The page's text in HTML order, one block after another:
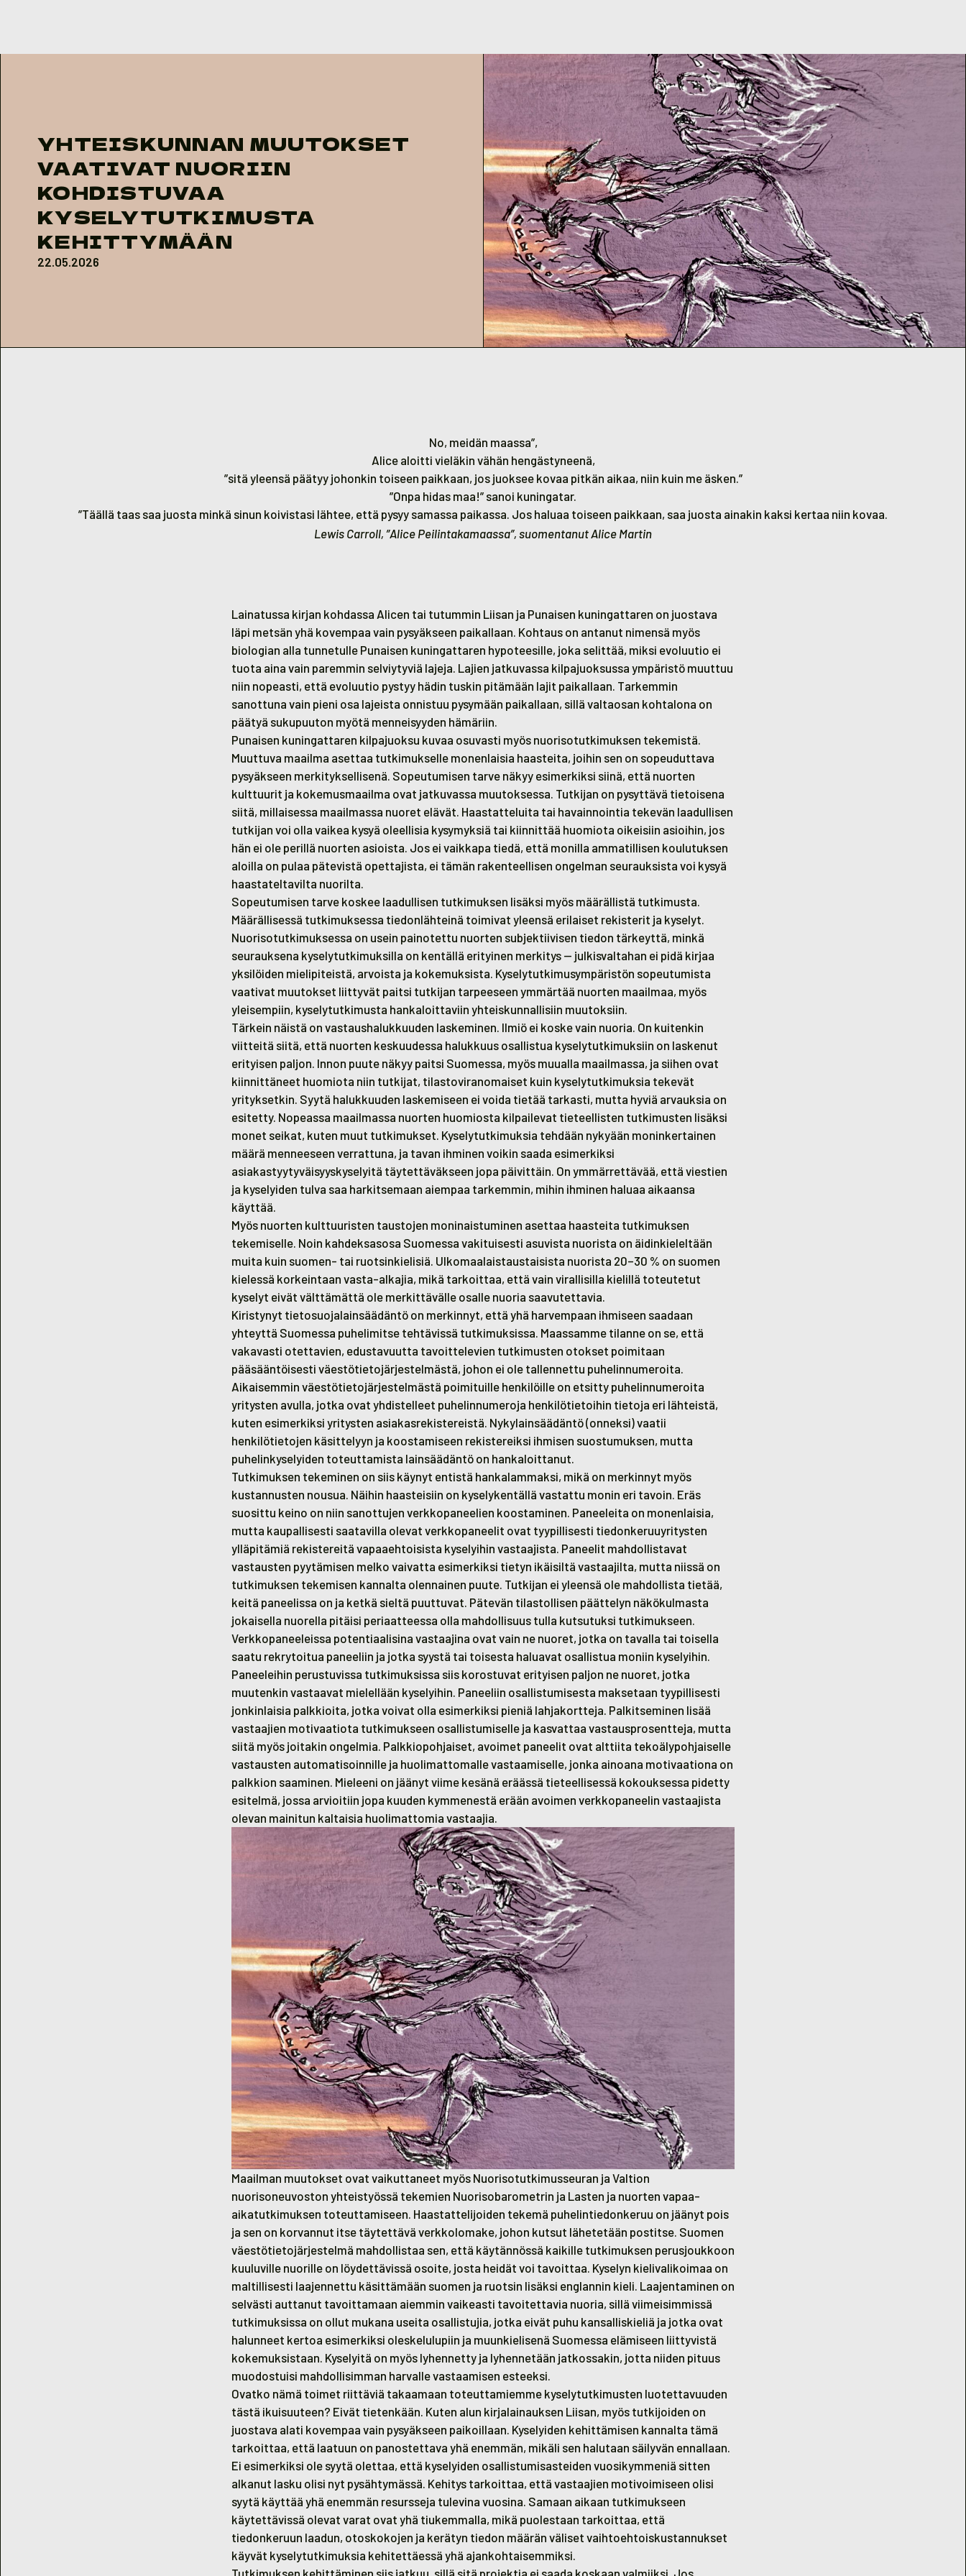
YHTEISKUNNAN MUUTOKSET
VAATIVAT NUORIIN
KOHDISTUVAA
KYSELYTUTKIMUSTA
KEHITTYMÄÄN
22.05.2026
No, meidän maassa”,
Alice aloitti vieläkin vähän hengästyneenä,
”sitä yleensä päätyy johonkin toiseen paikkaan, jos juoksee kovaa pitkän aikaa, niin kuin me äsken.”
”Onpa hidas maa!” sanoi kuningatar.
”Täällä taas saa juosta minkä sinun koivistasi lähtee, että pysyy samassa paikassa. Jos haluaa toiseen paikkaan, saa juosta ainakin kaksi kertaa niin kovaa.
Lewis Carroll, ”Alice Peilintakamaassa”, suomentanut Alice Martin
Lainatussa kirjan kohdassa Alicen tai tutummin Liisan ja Punaisen kuningattaren on juostava
läpi metsän yhä kovempaa vain pysyäkseen paikallaan. Kohtaus on antanut nimensä myös
biologian alla tunnetulle Punaisen kuningattaren hypoteesille, joka selittää, miksi evoluutio ei
tuota aina vain paremmin selviytyviä lajeja. Lajien jatkuvassa kilpajuoksussa ympäristö muuttuu
niin nopeasti, että evoluutio pystyy hädin tuskin pitämään lajit paikallaan. Tarkemmin
sanottuna vain pieni osa lajeista onnistuu pysymään paikallaan, sillä valtaosan kohtalona on
päätyä sukupuuton myötä menneisyyden hämäriin.
Punaisen kuningattaren kilpajuoksu kuvaa osuvasti myös nuorisotutkimuksen tekemistä.
Muuttuva maailma asettaa tutkimukselle monenlaisia haasteita, joihin sen on sopeuduttava
pysyäkseen merkityksellisenä. Sopeutumisen tarve näkyy esimerkiksi siinä, että nuorten
kulttuurit ja kokemusmaailma ovat jatkuvassa muutoksessa. Tutkijan on pysyttävä tietoisena
siitä, millaisessa maailmassa nuoret elävät. Haastatteluita tai havainnointia tekevän laadullisen
tutkijan voi olla vaikea kysyä oleellisia kysymyksiä tai kiinnittää huomiota oikeisiin asioihin, jos
hän ei ole perillä nuorten asioista. Jos ei vaikkapa tiedä, että monilla ammatillisen koulutuksen
aloilla on pulaa pätevistä opettajista, ei tämän rakenteellisen ongelman seurauksista voi kysyä
haastateltavilta nuorilta.
Sopeutumisen tarve koskee laadullisen tutkimuksen lisäksi myös määrällistä tutkimusta.
Määrällisessä tutkimuksessa tiedonlähteinä toimivat yleensä erilaiset rekisterit ja kyselyt.
Nuorisotutkimuksessa on usein painotettu nuorten subjektiivisen tiedon tärkeyttä, minkä
seurauksena kyselytutkimuksilla on kentällä erityinen merkitys — julkisvaltahan ei pidä kirjaa
yksilöiden mielipiteistä, arvoista ja kokemuksista. Kyselytutkimusympäristön sopeutumista
vaativat muutokset liittyvät paitsi tutkijan tarpeeseen ymmärtää nuorten maailmaa, myös
yleisempiin, kyselytutkimusta hankaloittaviin yhteiskunnallisiin muutoksiin.
Tärkein näistä on vastaushalukkuuden laskeminen. Ilmiö ei koske vain nuoria. On kuitenkin
viitteitä siitä, että nuorten keskuudessa halukkuus osallistua kyselytutkimuksiin on laskenut
erityisen paljon. Innon puute näkyy paitsi Suomessa, myös muualla maailmassa, ja siihen ovat
kiinnittäneet huomiota niin tutkijat, tilastoviranomaiset kuin kyselytutkimuksia tekevät
yrityksetkin. Syytä halukkuuden laskemiseen ei voida tietää tarkasti, mutta hyviä arvauksia on
esitetty. Nopeassa maailmassa nuorten huomiosta kilpailevat tieteellisten tutkimusten lisäksi
monet seikat, kuten muut tutkimukset. Kyselytutkimuksia tehdään nykyään moninkertainen
määrä menneeseen verrattuna, ja tavan ihminen voikin saada esimerkiksi
asiakastyytyväisyyskyselyitä täytettäväkseen jopa päivittäin. On ymmärrettävää, että viestien
ja kyselyiden tulva saa harkitsemaan aiempaa tarkemmin, mihin ihminen haluaa aikaansa
käyttää.
Myös nuorten kulttuuristen taustojen moninaistuminen asettaa haasteita tutkimuksen
tekemiselle. Noin kahdeksasosa Suomessa vakituisesti asuvista nuorista on äidinkieleltään
muita kuin suomen- tai ruotsinkielisiä. Ulkomaalaistaustaisista nuorista 20–30 % on suomen
kielessä korkeintaan vasta-alkajia, mikä tarkoittaa, että vain virallisilla kielillä toteutetut
kyselyt eivät välttämättä ole merkittävälle osalle nuoria saavutettavia.
Kiristynyt tietosuojalainsäädäntö on merkinnyt, että yhä harvempaan ihmiseen saadaan
yhteyttä Suomessa puhelimitse tehtävissä tutkimuksissa. Maassamme tilanne on se, että
vakavasti otettavien, edustavuutta tavoittelevien tutkimusten otokset poimitaan
pääsääntöisesti väestötietojärjestelmästä, johon ei ole tallennettu puhelinnumeroita.
Aikaisemmin väestötietojärjestelmästä poimituille henkilöille on etsitty puhelinnumeroita
yritysten avulla, jotka ovat yhdistelleet puhelinnumeroja henkilötietoihin tietoja eri lähteistä,
kuten esimerkiksi yritysten asiakasrekistereistä. Nykylainsäädäntö (onneksi) vaatii
henkilötietojen käsittelyyn ja koostamiseen rekistereiksi ihmisen suostumuksen, mutta
puhelinkyselyiden toteuttamista lainsäädäntö on hankaloittanut.
Tutkimuksen tekeminen on siis käynyt entistä hankalammaksi, mikä on merkinnyt myös
kustannusten nousua. Näihin haasteisiin on kyselykentällä vastattu monin eri tavoin. Eräs
suosittu keino on niin sanottujen verkkopaneelien koostaminen. Paneeleita on monenlaisia,
mutta kaupallisesti saatavilla olevat verkkopaneelit ovat tyypillisesti tiedonkeruuyritysten
ylläpitämiä rekistereitä vapaaehtoisista kyselyihin vastaajista. Paneelit mahdollistavat
vastausten pyytämisen melko vaivatta esimerkiksi tietyn ikäisiltä vastaajilta, mutta niissä on
tutkimuksen tekemisen kannalta olennainen puute. Tutkijan ei yleensä ole mahdollista tietää,
keitä paneelissa on ja ketkä sieltä puuttuvat. Pätevän tilastollisen päättelyn näkökulmasta
jokaisella nuorella pitäisi periaatteessa olla mahdollisuus tulla kutsutuksi tutkimukseen.
Verkkopaneeleissa potentiaalisina vastaajina ovat vain ne nuoret, jotka on tavalla tai toisella
saatu rekrytoitua paneeliin ja jotka syystä tai toisesta haluavat osallistua moniin kyselyihin.
Paneeleihin perustuvissa tutkimuksissa siis korostuvat erityisen paljon ne nuoret, jotka
muutenkin vastaavat mielellään kyselyihin. Paneeliin osallistumisesta maksetaan tyypillisesti
jonkinlaisia palkkioita, jotka voivat olla esimerkiksi pieniä lahjakortteja. Palkitseminen lisää
vastaajien motivaatiota tutkimukseen osallistumiselle ja kasvattaa vastausprosentteja, mutta
siitä myös joitakin ongelmia. Palkkiopohjaiset, avoimet paneelit ovat alttiita tekoälypohjaiselle
vastausten automatisoinnille ja huolimattomalle vastaamiselle, jonka ainoana motivaationa on
palkkion saaminen. Mieleeni on jäänyt viime kesänä eräässä tieteellisessä kokouksessa pidetty
esitelmä, jossa arvioitiin jopa kuuden kymmenestä erään avoimen verkkopaneelin vastaajista
olevan mainitun kaltaisia huolimattomia vastaajia.
Tekijä: Alisa Horsmanheimo
Maailman muutokset ovat vaikuttaneet myös Nuorisotutkimusseuran ja Valtion
nuorisoneuvoston yhteistyössä tekemien Nuorisobarometrin ja Lasten ja nuorten vapaa-
aikatutkimuksen toteuttamiseen. Haastattelijoiden tekemä puhelintiedonkeruu on jäänyt pois
ja sen on korvannut itse täytettävä verkkolomake, johon kutsut lähetetään postitse. Suomen
väestötietojärjestelmä mahdollistaa sen, että käytännössä kaikille tutkimuksen perusjoukkoon
kuuluville nuorille on löydettävissä osoite, josta heidät voi tavoittaa. Kyselyn kielivalikoimaa on
maltillisesti laajennettu käsittämään suomen ja ruotsin lisäksi englannin kieli. Laajentaminen on
selvästi auttanut tavoittamaan aiemmin vaikeasti tavoitettavia nuoria, sillä viimeisimmissä
tutkimuksissa on ollut mukana useita osallistujia, jotka eivät puhu kansalliskieliä ja jotka ovat
halunneet kertoa esimerkiksi oleskelulupiin ja muunkielisenä Suomessa elämiseen liittyvistä
kokemuksistaan. Kyselyitä on myös lyhennetty ja lyhennetään jatkossakin, jotta niiden pituus
muodostuisi mahdollisimman harvalle vastaamisen esteeksi.
Ovatko nämä toimet riittäviä takaamaan toteuttamiemme kyselytutkimusten luotettavuuden
tästä ikuisuuteen? Eivät tietenkään. Kuten alun kirjalainauksen Liisan, myös tutkijoiden on
juostava alati kovempaa vain pysyäkseen paikoillaan. Kyselyiden kehittämisen kannalta tämä
tarkoittaa, että laatuun on panostettava yhä enemmän, mikäli sen halutaan säilyvän ennallaan.
Ei esimerkiksi ole syytä olettaa, että kyselyiden osallistumisasteiden vuosikymmeniä sitten
alkanut lasku olisi nyt pysähtymässä. Kehitys tarkoittaa, että vastaajien motivoimiseen olisi
syytä käyttää yhä enemmän resursseja tulevina vuosina. Samaan aikaan tutkimukseen
käytettävissä olevat varat ovat yhä tiukemmalla, mikä puolestaan tarkoittaa, että
tiedonkeruun laadun, otoskokojen ja kerätyn tiedon määrän väliset vaihtoehtoiskustannukset
käyvät kyselytutkimuksia kehitettäessä yhä ajankohtaisemmiksi.
Tutkimuksen kehittäminen siis jatkuu, sillä sitä projektia ei saada koskaan valmiiksi. Jos